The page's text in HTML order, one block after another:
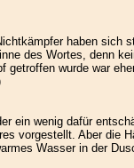
haben sich
des Wortes, denn
getroffen wurde war
ein wenig dafür
vorgestellt. Aber die
Wasser in der